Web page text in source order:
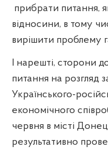
прибрати питання,
відносини, в тому
вирішити проблему
І нарешті, сторони
питання на розгляд
Українського-
економічного
червня в місті
результативно